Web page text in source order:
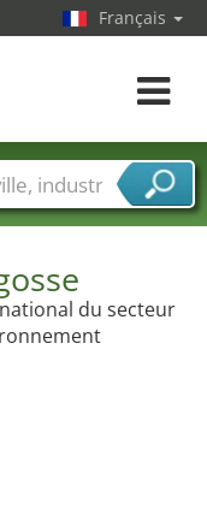
du secteur
Français
Toggle
Secteurs de foire